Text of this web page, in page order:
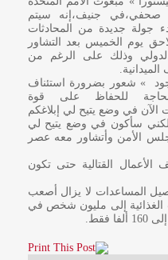
صحفي،في جنيف،إنه سيتم
جولة جديدة من المحادثات
يوم الخميس بعد التشاور
وذلك على الرغم من
» شعور بضرورة استئناف
بحاجة للحفاظ على قوة
الآن في وضع يتيح لي إبلاغكم
لكني سأكون في وضع يتيح لي
الأمن وأتشاور معه عصر
القتالية حتى تكون
المساعدات لا يزال أصعب
الغذائية إلى مليون شخص في
فقط.